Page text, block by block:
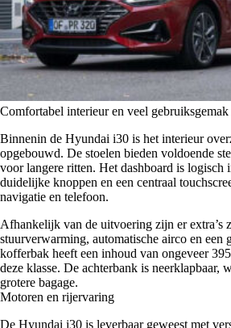
Comfortabel interieur en veel gebruiksgemak
Binnenin de Hyundai i30 is het interieur
opgebouwd. De stoelen bieden voldoende
voor langere ritten. Het dashboard is logisch
duidelijke knoppen en een centraal
navigatie en telefoon.
Afhankelijk van de uitvoering zijn er extra’s
stuurverwarming, automatische airco en een
kofferbak heeft een inhoud van ongeveer
deze klasse. De achterbank is neerklapbaar,
grotere bagage.
Motoren en rijervaring
De Hyundai i30 is leverbaar geweest met